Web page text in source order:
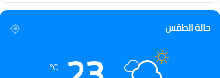
حالة الطقس
℃